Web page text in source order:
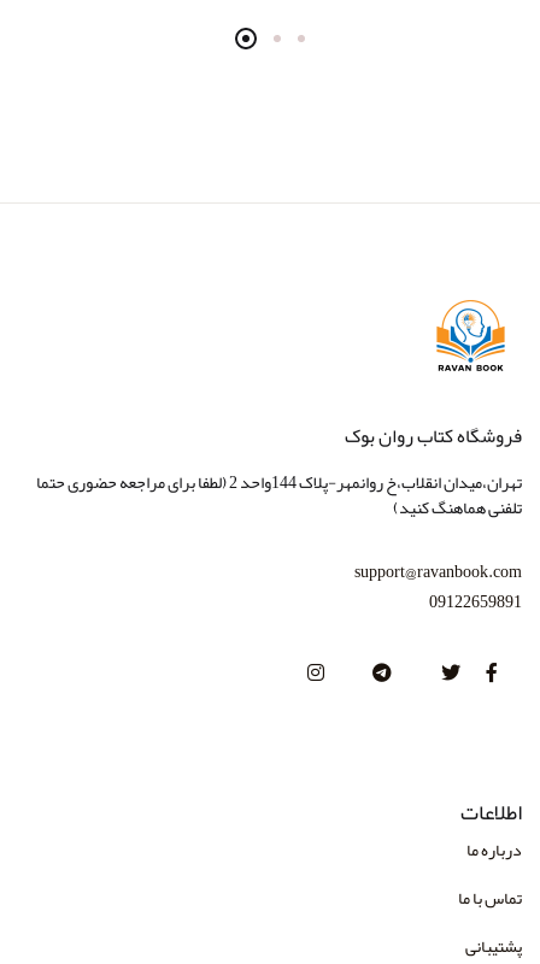
انتشارات امیرکبیر
انتشارات بعثت
انتشارات بینش نو
انتشارات تزکیه
فروشگاه کتاب روان بوک
تهران،میدان انقلاب،خ روانمهر-پلاک 144واحد 2 (لطفا برای مراجعه حضوری حتما
تلفنی هماهنگ کنید)
support@ravanbook.com
09122659891
اطلاعات
درباره ما
تماس با ما
پشتیبانی